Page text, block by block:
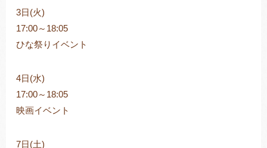
3日(火)
17:00～18:05
ひな祭りイベント
4日(水)
17:00～18:05
映画イベント
7日(土)